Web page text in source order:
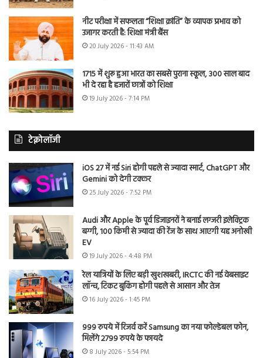
नीट परीक्षा में सफलता “शिक्षा क्रांति” के व्यापक प्रभाव को
उजागर करती है: शिक्षा मंत्री बैंस
20 July 2026 - 11:43 AM
1715 में शुरू हुआ भारत का सबसे पुराना स्कूल, 300 साल बाद
भी दे रहा है हजारों छात्रों को शिक्षा
19 July 2026 - 7:14 PM
टेक्नोलॉजी
iOS 27 में नई Siri होगी पहले से ज्यादा स्मार्ट, ChatGPT और
Gemini को देगी टक्कर
25 July 2026 - 7:52 PM
Audi और Apple के पूर्व डिजाइनरों ने बनाई लग्जरी इलेक्ट्रिक
बग्गी, 100 किमी से ज्यादा की रेंज के साथ आएगी यह अनोखी
EV
19 July 2026 - 4:48 PM
रेल यात्रियों के लिए बड़ी खुशखबरी, IRCTC की नई वेबसाइट
लॉन्च, टिकट बुकिंग होगी पहले से आसान और तेज
16 July 2026 - 1:45 PM
999 रुपये में रिजर्व करें Samsung का नया फोल्डेबल फोन,
मिलेंगे 2799 रुपये के फायदे
8 July 2026 - 5:54 PM